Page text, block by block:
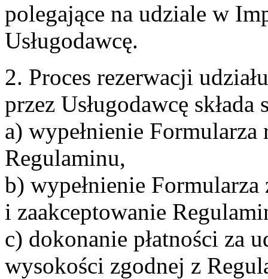
polegające na udziale w
Usługodawcę.
2. Proces rezerwacji
przez Usługodawcę
a) wypełnienie
Regulaminu,
b) wypełnienie Formularza
i zaakceptowanie
c) dokonanie płatności za
wysokości zgodnej z